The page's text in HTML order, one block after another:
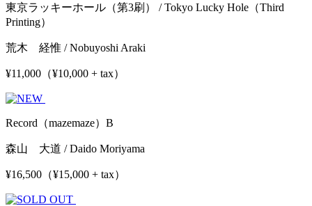
東京ラッキーホール（第3刷） / Tokyo Lucky Hole（Third
Printing）
荒木 経惟 / Nobuyoshi Araki
¥11,000（¥10,000 + tax）
Record（mazemaze）B
森山 大道 / Daido Moriyama
¥16,500（¥15,000 + tax）